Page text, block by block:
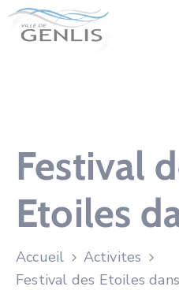
Mes Services Utiles
Mes Activités
Contact
Festival
Etoiles
Accueil
Activites
Festival des Etoiles